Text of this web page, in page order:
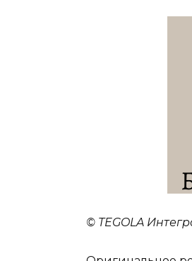
© TEGOLA